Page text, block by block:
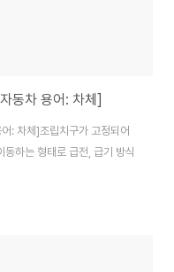
차 용어: 차체]
차체]조립치구가 고정되어
하는 형태로 급전, 급기 방식